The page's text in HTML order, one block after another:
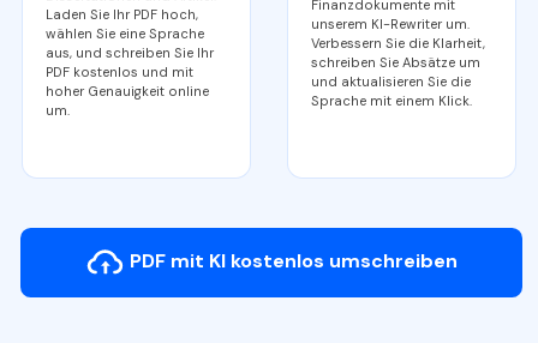
PDF OCR
PDF-Daten extrahieren
PDF freigeben
Bildung
IT-Dienstleistung
Kontakt zum Support
Was ist NEU
Benutzerhandbuch
Laden Sie Ihr PDF hoch,
wählen Sie eine Sprache
aus, und schreiben Sie Ihr
PDF kostenlos und mit
hoher Genauigkeit online
um.
Finanzdokumente mit
unserem KI-Rewriter um.
Verbessern Sie die Klarheit,
schreiben Sie Absätze um
und aktualisieren Sie die
Sprache mit einem Klick.
PDF mit KI kostenlos umschreiben